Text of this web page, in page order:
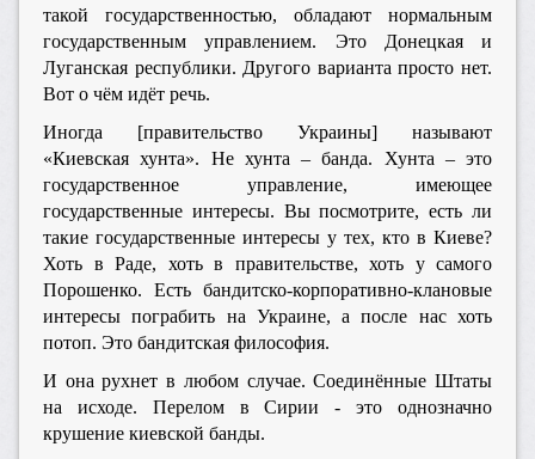
такой государственностью, обладают нормальным
государственным управлением. Это Донецкая и
Луганская республики. Другого варианта просто нет.
Вот о чём идёт речь.
Иногда [правительство Украины] называют
«Киевская хунта». Не хунта – банда. Хунта – это
государственное управление, имеющее
государственные интересы. Вы посмотрите, есть ли
такие государственные интересы у тех, кто в Киеве?
Хоть в Раде, хоть в правительстве, хоть у самого
Порошенко. Есть бандитско-корпоративно-клановые
интересы пограбить на Украине, а после нас хоть
потоп. Это бандитская философия.
И она рухнет в любом случае. Соединённые Штаты
на исходе. Перелом в Сирии - это однозначно
крушение киевской банды.